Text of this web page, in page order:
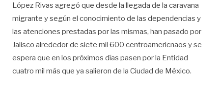
López Rivas agregó que desde la llegada de la caravana
migrante y según el conocimiento de las dependencias y
las atenciones prestadas por las mismas, han pasado por
Jalisco alrededor de siete mil 600 centroamericnaos y se
espera que en los próximos días pasen por la Entidad
cuatro mil más que ya salieron de la Ciudad de México.